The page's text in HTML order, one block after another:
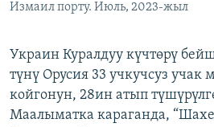
Измаил порту. Июль, 2023-жыл
Украин Куралдуу күчтөрү
түнү Орусия 33 учкучсуз учак
койгонун, 28ин атып
Маалыматка караганда,